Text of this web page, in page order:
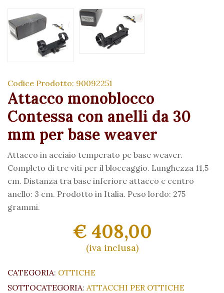
Codice Prodotto: 90092251
Attacco monoblocco
Contessa con anelli da 30
mm per base weaver
Attacco in acciaio temperato pe base weaver.
Completo di tre viti per il bloccaggio. Lunghezza 11,5
cm. Distanza tra base inferiore attacco e centro
anello: 3 cm. Prodotto in Italia. Peso lordo: 275
grammi.
€ 408,00
(iva inclusa)
CATEGORIA: OTTICHE
SOTTOCATEGORIA: ATTACCHI PER OTTICHE